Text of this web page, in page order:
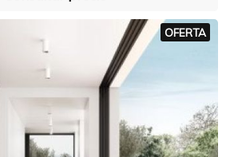
OFERTA